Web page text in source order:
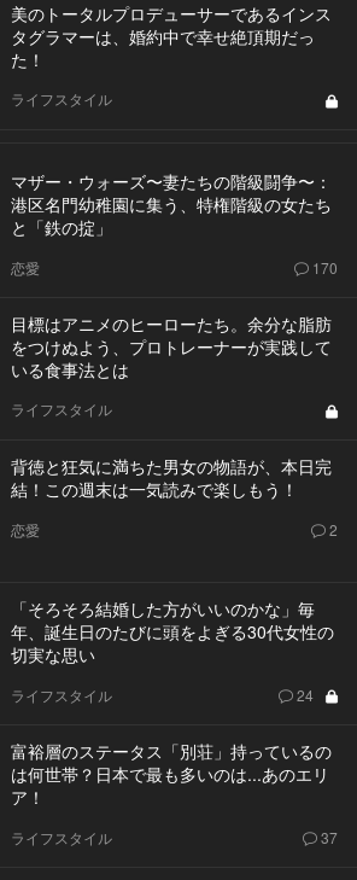
美のトータルプロデューサーであるインス
タグラマーは、婚約中で幸せ絶頂期だっ
た！
ライフスタイル
マザー・ウォーズ〜妻たちの階級闘争〜：
港区名門幼稚園に集う、特権階級の女たち
と「鉄の掟」
恋愛 170
目標はアニメのヒーローたち。余分な脂肪
をつけぬよう、プロトレーナーが実践して
いる食事法とは
ライフスタイル
背徳と狂気に満ちた男女の物語が、本日完
結！この週末は一気読みで楽しもう！
恋愛 2
「そろそろ結婚した方がいいのかな」毎
年、誕生日のたびに頭をよぎる30代女性の
切実な思い
ライフスタイル 24
富裕層のステータス「別荘」持っているの
は何世帯？日本で最も多いのは...あのエリ
ア！
ライフスタイル 37